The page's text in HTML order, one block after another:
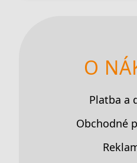
O
Platba a
Obchodné